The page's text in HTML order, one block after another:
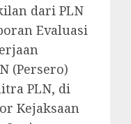
dari PLN
Evaluasi
(Persero)
PLN, di
Kejaksaan